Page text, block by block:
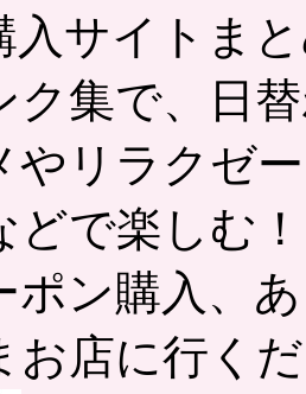
入サイトま
ク集で、日
やリラクゼ
どで楽しむ
ポン購入、
お店に行く